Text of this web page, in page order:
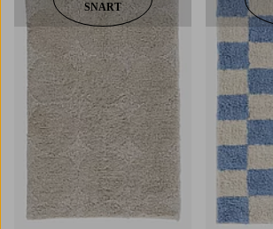
SNART
60X9080X120